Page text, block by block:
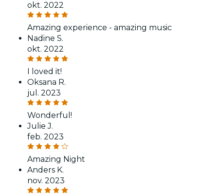
okt. 2022
Amazing experience - amazing music
Nadine S.
okt. 2022
I loved it!
Oksana R.
jul. 2023
Wonderful!
Julie J.
feb. 2023
Amazing Night
Anders K.
nov. 2023